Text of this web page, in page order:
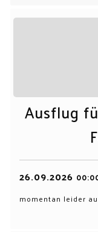
Ausflug
26.09.2026
momentan leider